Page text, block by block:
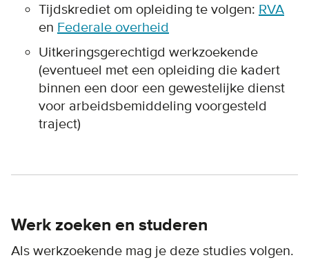
Tijdskrediet om opleiding te volgen: RVA
en Federale overheid
Uitkeringsgerechtigd werkzoekende
(eventueel met een opleiding die kadert
binnen een door een gewestelijke dienst
voor arbeidsbemiddeling voorgesteld
traject)
Werk zoeken en studeren
Als werkzoekende mag je deze studies volgen.